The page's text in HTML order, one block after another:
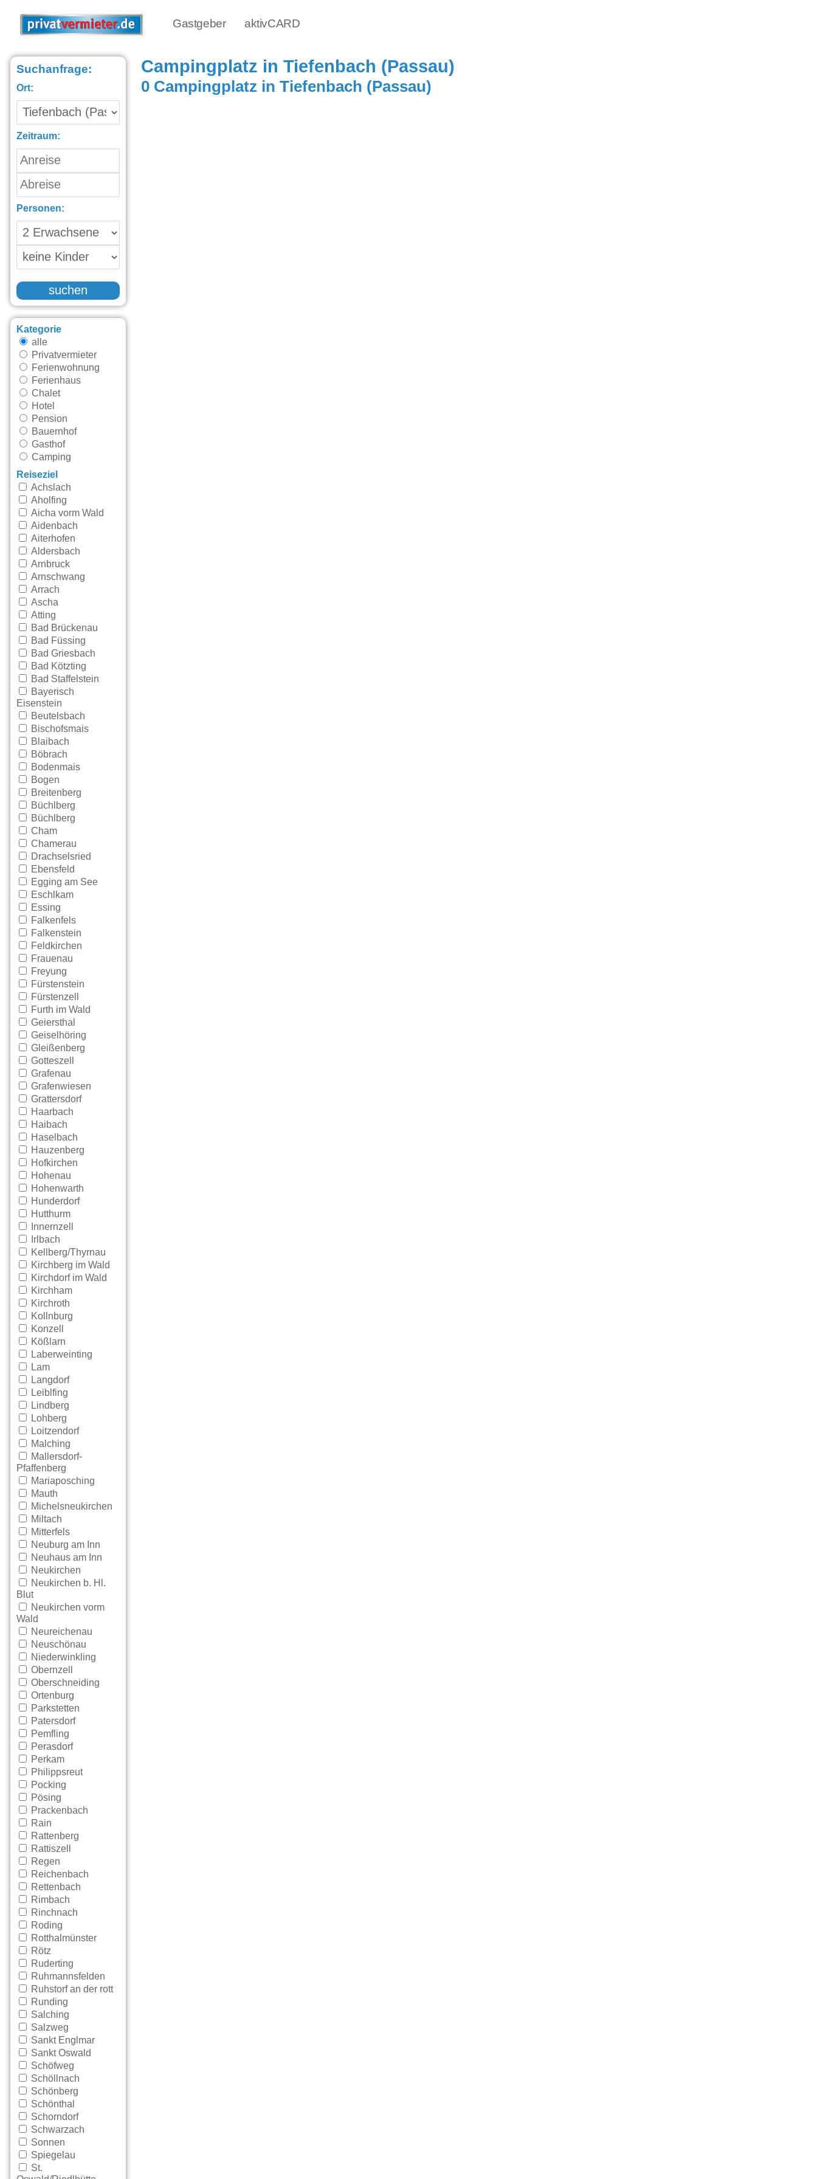
Gastgeber aktivCARD
Suchanfrage:
Ort:
Zeitraum:
Personen:
suchen
Kategorie
alle
Privatvermieter
Ferienwohnung
Ferienhaus
Chalet
Hotel
Pension
Bauernhof
Gasthof
Camping
Reiseziel
Achslach
Aholfing
Aicha vorm Wald
Aidenbach
Aiterhofen
Aldersbach
Arnbruck
Arnschwang
Arrach
Ascha
Atting
Bad Brückenau
Bad Füssing
Bad Griesbach
Bad Kötzting
Bad Staffelstein
Bayerisch
Eisenstein
Beutelsbach
Bischofsmais
Blaibach
Böbrach
Bodenmais
Bogen
Breitenberg
Büchlberg
Büchlberg
Cham
Chamerau
Drachselsried
Ebensfeld
Egging am See
Eschlkam
Essing
Falkenfels
Falkenstein
Feldkirchen
Frauenau
Freyung
Fürstenstein
Fürstenzell
Furth im Wald
Geiersthal
Geiselhöring
Gleißenberg
Gotteszell
Grafenau
Grafenwiesen
Grattersdorf
Haarbach
Haibach
Haselbach
Hauzenberg
Hofkirchen
Hohenau
Hohenwarth
Hunderdorf
Hutthurm
Innernzell
Irlbach
Kellberg/Thyrnau
Kirchberg im Wald
Kirchdorf im Wald
Kirchham
Kirchroth
Kollnburg
Konzell
Kößlarn
Laberweinting
Lam
Langdorf
Leiblfing
Lindberg
Lohberg
Loitzendorf
Malching
Mallersdorf-
Pfaffenberg
Mariaposching
Mauth
Michelsneukirchen
Miltach
Mitterfels
Neuburg am Inn
Neuhaus am Inn
Neukirchen
Neukirchen b. Hl.
Blut
Neukirchen vorm
Wald
Neureichenau
Neuschönau
Niederwinkling
Obernzell
Oberschneiding
Ortenburg
Parkstetten
Patersdorf
Pemfling
Perasdorf
Perkam
Philippsreut
Pocking
Pösing
Prackenbach
Rain
Rattenberg
Rattiszell
Regen
Reichenbach
Rettenbach
Rimbach
Rinchnach
Roding
Rotthalmünster
Rötz
Ruderting
Ruhmannsfelden
Ruhstorf an der rott
Runding
Salching
Salzweg
Sankt Englmar
Sankt Oswald
Schöfweg
Schöllnach
Schönberg
Schönthal
Schorndorf
Schwarzach
Sonnen
Spiegelau
St.
Campingplatz in Tiefenbach (Passau)
0 Campingplatz in Tiefenbach (Passau)